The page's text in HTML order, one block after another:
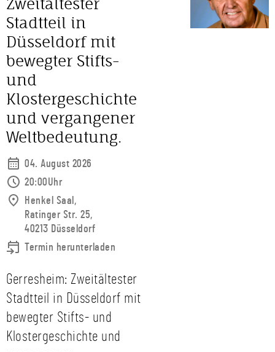
Zweitältester
Stadtteil in
Düsseldorf mit
bewegter Stifts-
und
Klostergeschichte
und vergangener
Weltbedeutung.
04. August 2026
20:00Uhr
Henkel Saal,
Ratinger Str. 25,
40213 Düsseldorf
Termin herunterladen
Gerresheim: Zweitältester
Stadtteil in Düsseldorf mit
bewegter Stifts- und
Klostergeschichte und